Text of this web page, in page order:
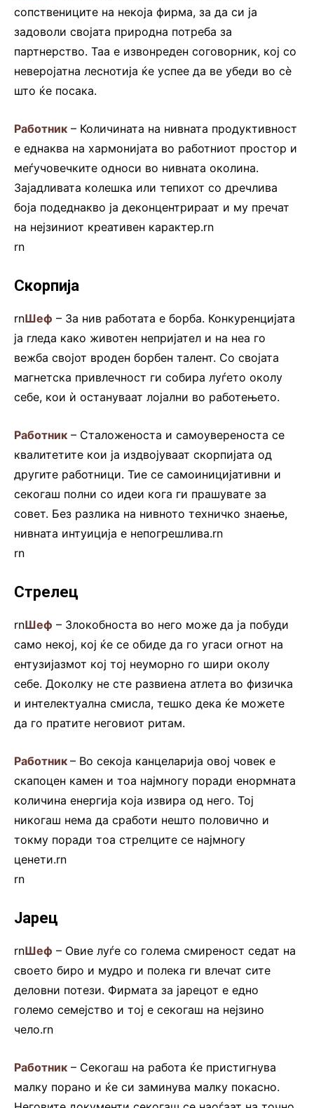
сопствениците на некоја фирма, за да си ја
задоволи својата природна потреба за
партнерство. Таа е извонреден соговорник, кој со
неверојатна леснотија ќе успее да ве убеди во сѐ
што ќе посака.
Работник – Количината на нивната продуктивност
е еднаква на хармонијата во работниот простор и
меѓучовечките односи во нивната околина.
Зајадливата колешка или тепихот со дречлива
боја подеднакво ја деконцентрираат и му пречат
на нејзиниот креативен карактер.rn
rn
Скорпија
rnШеф – За нив работата е борба. Конкуренцијата
ја гледа како животен непријател и на неа го
вежба својот вроден борбен талент. Со својата
магнетска привлечност ги собира луѓето околу
себе, кои ѝ остануваат лојални во работењето.
Работник – Сталоженоста и самоувереноста се
квалитетите кои ја издвојуваат скорпијата од
другите работници. Тие се самоиницијативни и
секогаш полни со идеи кога ги прашувате за
совет. Без разлика на нивното техничко знаење,
нивната интуиција е непогрешлива.rn
rn
Стрелец
rnШеф – Злокобноста во него може да ја побуди
само некој, кој ќе се обиде да го угаси огнот на
ентузијазмот кој тој неуморно го шири околу
себе. Доколку не сте развиена атлета во физичка
и интелектуална смисла, тешко дека ќе можете
да го пратите неговиот ритам.
Работник – Во секоја канцеларија овој човек е
скапоцен камен и тоа најмногу поради енормната
количина енергија која извира од него. Тој
никогаш нема да сработи нешто половично и
токму поради тоа стрелците се најмногу
ценети.rn
rn
Јарец
rnШеф – Овие луѓе со голема смиреност седат на
своето биро и мудро и полека ги влечат сите
деловни потези. Фирмата за јарецот е едно
големо семејство и тој е секогаш на нејзино
чело.rn
Работник – Секогаш на работа ќе пристигнува
малку порано и ќе си заминува малку покасно.